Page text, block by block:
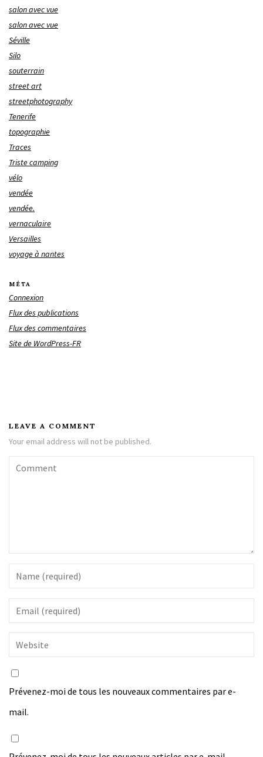
salon avec vue
salon avec vue
Séville
Silo
souterrain
street art
streetphotography
Tenerife
topographie
Traces
Triste camping
vélo
vendée
vendée.
vernaculaire
Versailles
voyage à nantes
MÉTA
Connexion
Flux des publications
Flux des commentaires
Site de WordPress-FR
LEAVE A COMMENT
Your email address will not be published.
Prévenez-moi de tous les nouveaux commentaires par e-
mail.